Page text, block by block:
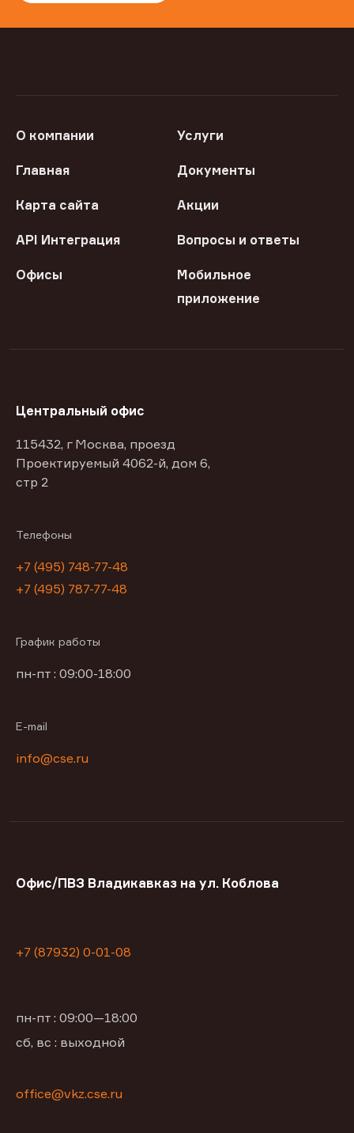
О компании Услуги
Главная Документы
Карта сайта Акции
API Интеграция Вопросы и ответы
Офисы
Мобильное
приложение
Центральный офис
115432, г Москва, проезд
Проектируемый 4062-й, дом 6,
стр 2
Телефоны
+7 (495) 748-77-48
+7 (495) 787-77-48
График работы
пн-пт : 09:00-18:00
E-mail
info@cse.ru
Офис/ПВЗ Владикавказ на ул. Коблова
+7 (87932) 0-01-08
пн-пт : 09:00—18:00
сб, вс : выходной
office@vkz.cse.ru